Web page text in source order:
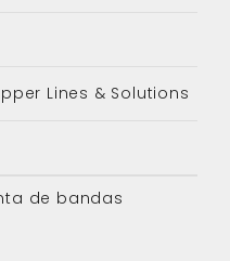
Lines & Solutions
de bandas